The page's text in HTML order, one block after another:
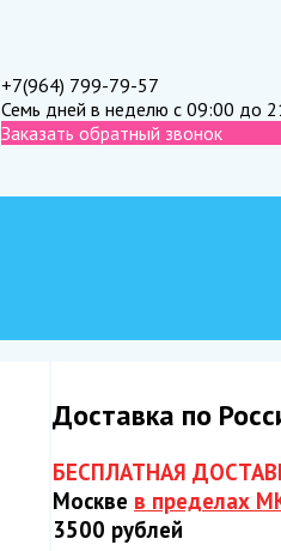
+7(964) 799-79-57
Семь дней в неделю с 09:00 до
Заказать обратный звонок
Доставка по
БЕСПЛАТНАЯ
Москве в пределах
3500 рублей